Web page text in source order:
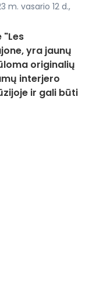
m. vasario 12 d.,
"Les
yra jaunų
originalių
interjero
ir gali būti